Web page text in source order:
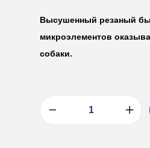
Высушенный резаный
микроэлементов
собаки.